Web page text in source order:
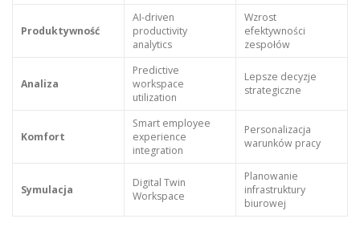
Produktywność
AI-driven
productivity
analytics
Wzrost
efektywności
zespołów
Analiza
Predictive
workspace
utilization
Lepsze decyzje
strategiczne
Komfort
Smart employee
experience
integration
Personalizacja
warunków pracy
Symulacja
Digital Twin
Workspace
Planowanie
infrastruktury
biurowej